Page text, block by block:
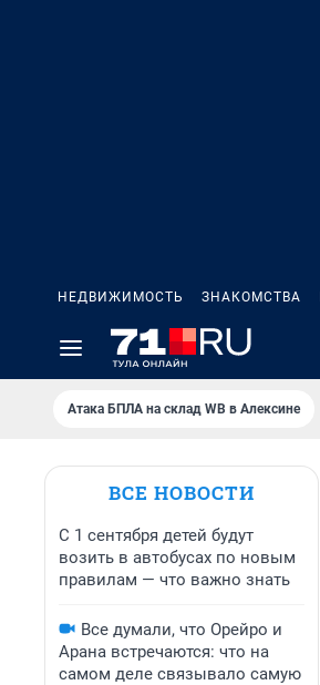
НЕДВИЖИМОСТЬ ЗНАКОМСТВА
Атака БПЛА на склад WB в Алексине
ВСЕ НОВОСТИ
С 1 сентября детей будут
возить в автобусах по новым
правилам — что важно знать
Все думали, что Орейро и
Арана встречаются: что на
самом деле связывало самую